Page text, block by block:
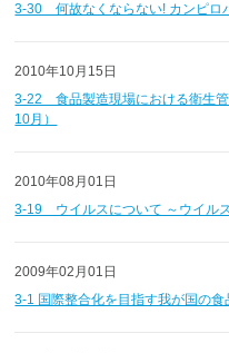
3-30 何故なくならない! カンピロ
2010年10月15日
3-22 食品製造現場における衛生
10月）
2010年08月01日
3-19 ウイルスについて ～ウイル
2009年02月01日
3-1 国際整合化を目指す我が国の食